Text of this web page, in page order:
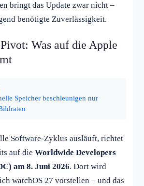
bringt das Update zwar nicht –
benötigte Zuverlässigkeit.
Was auf die Apple
Speicher beschleunigen nur
Software-Zyklus ausläuft, richtet
auf die Worldwide Developers
am 8. Juni 2026. Dort wird
watchOS 27 vorstellen – und das